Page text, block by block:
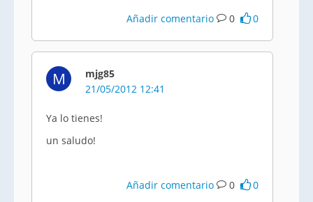
Añadir comentario 0 0
M
mjg85
21/05/2012 12:41
Ya lo tienes!
un saludo!
Añadir comentario 0 0